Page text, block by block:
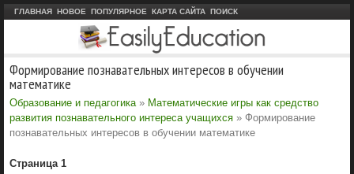
ГЛАВНАЯ НОВОЕ ПОПУЛЯРНОЕ КАРТА САЙТА ПОИСК
Формирование познавательных интересов в обучении
математике
Образование и педагогика » Математические игры как средство
развития познавательного интереса учащихся » Формирование
познавательных интересов в обучении математике
Страница 1